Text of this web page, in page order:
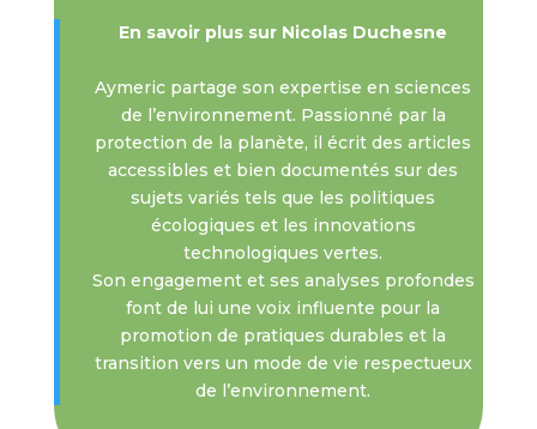
En savoir plus sur Nicolas Duchesne
Aymeric partage son expertise en sciences
de l’environnement. Passionné par la
protection de la planète, il écrit des articles
accessibles et bien documentés sur des
sujets variés tels que les politiques
écologiques et les innovations
technologiques vertes.
Son engagement et ses analyses profondes
font de lui une voix influente pour la
promotion de pratiques durables et la
transition vers un mode de vie respectueux
de l’environnement.